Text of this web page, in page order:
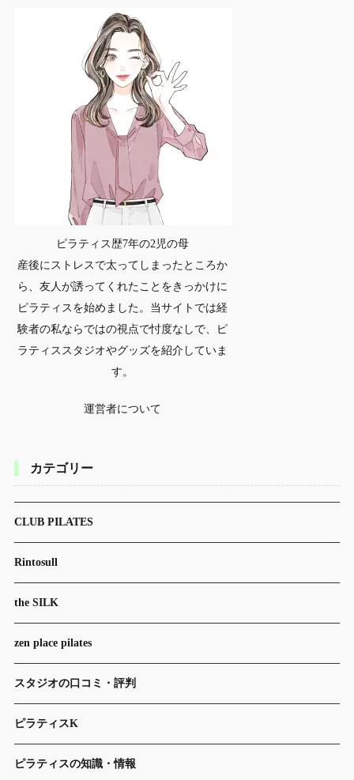
ピラティス歴7年の2児の母
産後にストレスで太ってしまったところか
ら、友人が誘ってくれたことをきっかけに
ピラティスを始めました。当サイトでは経
験者の私ならではの視点で忖度なしで、ピ
ラティススタジオやグッズを紹介していま
す。
運営者について
カテゴリー
CLUB PILATES
Rintosull
the SILK
zen place pilates
スタジオの口コミ・評判
ピラティスK
ピラティスの知識・情報